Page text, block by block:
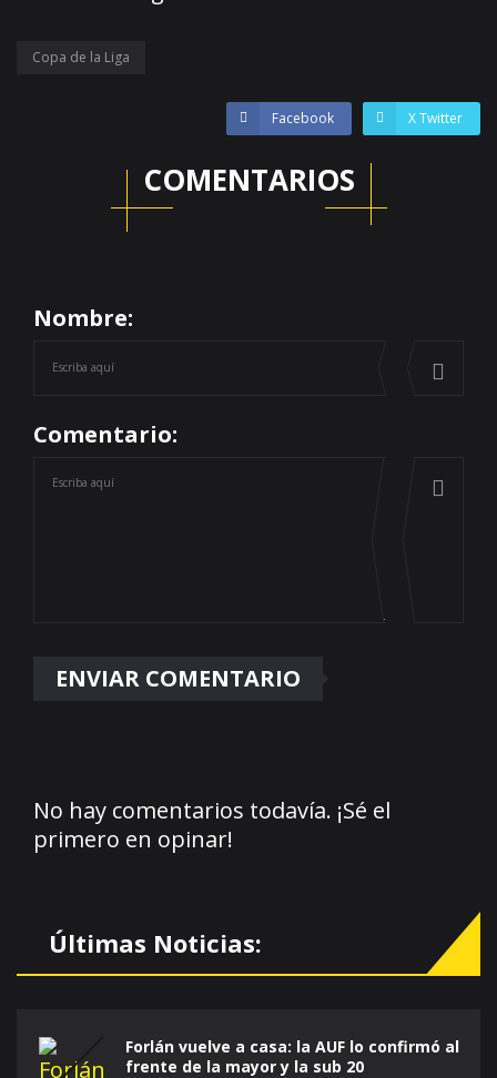
Copa de la Liga
Facebook X Twitter
COMENTARIOS
Nombre:
Comentario:
No hay comentarios todavía. ¡Sé el
primero en opinar!
Últimas Noticias:
Forlán vuelve a casa: la AUF lo confirmó al
frente de la mayor y la sub 20